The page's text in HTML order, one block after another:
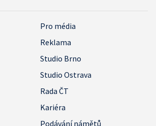
Pro média
Reklama
Studio Brno
Studio Ostrava
Rada ČT
Kariéra
Podávání námětů